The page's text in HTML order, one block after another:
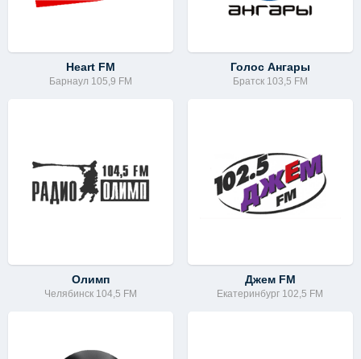
Heart FM
Барнаул 105,9 FM
Голос Ангары
Братск 103,5 FM
Олимп
Челябинск 104,5 FM
Джем FM
Екатеринбург 102,5 FM